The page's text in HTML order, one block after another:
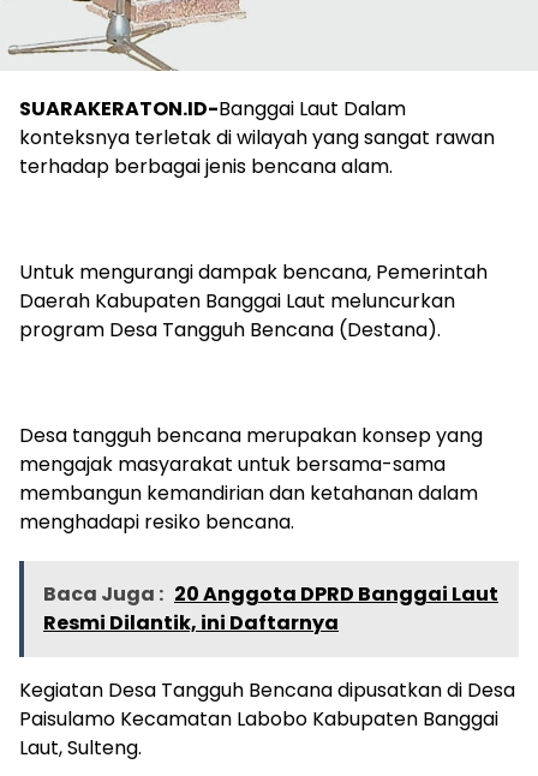
SUARAKERATON.ID-Banggai Laut Dalam
konteksnya terletak di wilayah yang sangat rawan
terhadap berbagai jenis bencana alam.
Untuk mengurangi dampak bencana, Pemerintah
Daerah Kabupaten Banggai Laut meluncurkan
program Desa Tangguh Bencana (Destana).
Desa tangguh bencana merupakan konsep yang
mengajak masyarakat untuk bersama-sama
membangun kemandirian dan ketahanan dalam
menghadapi resiko bencana.
Baca Juga : 20 Anggota DPRD Banggai Laut
Resmi Dilantik, ini Daftarnya
Kegiatan Desa Tangguh Bencana dipusatkan di Desa
Paisulamo Kecamatan Labobo Kabupaten Banggai
Laut, Sulteng.